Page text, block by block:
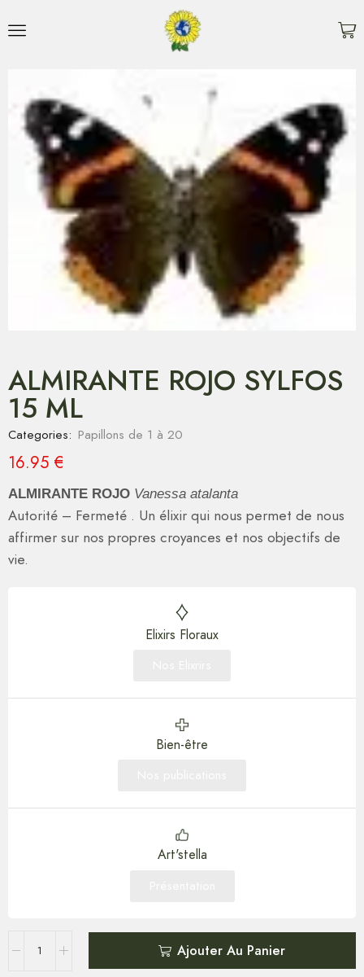
ALMIRANTE ROJO SYLFOS
15 ML
Categories: Papillons de 1 à 20
16.95 €
ALMIRANTE ROJO Vanessa atalanta
Autorité – Fermeté . Un élixir qui nous permet de nous
affirmer sur nos propres croyances et nos objectifs de
vie.
Elixirs Floraux
Bien-être
Art'stella
Ajouter Au Panier